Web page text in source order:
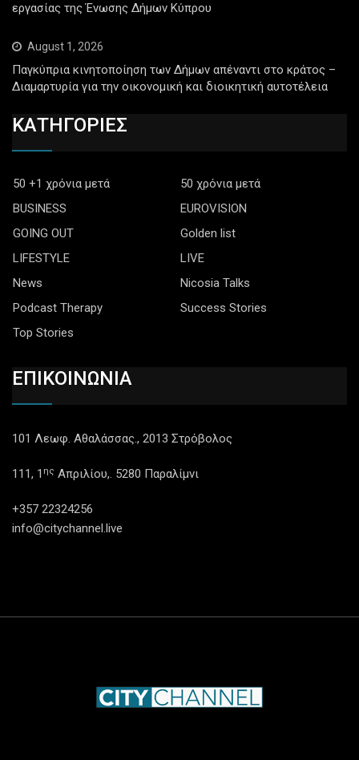
εργασίας της Ένωσης Δήμων Κύπρου
August 1, 2026
Παγκύπρια κινητοποίηση των Δήμων απέναντι στο κράτος –
Διαμαρτυρία για την οικονομική και διοικητική αυτοτέλεια
ΚΑΤΗΓΟΡΙΕΣ
50 +1 χρόνια μετά
50 χρόνια μετά
BUSINESS
EUROVISION
GOING OUT
Golden list
LIFESTYLE
LIVE
News
Nicosia Talks
Podcast Therapy
Success Stories
Top Stories
ΕΠΙΚΟΙΝΩΝΙΑ
101 Λεωφ. Αθαλάσσας., 2013 Στρόβολος
111, 1 ης Απριλίου,. 5280 Παραλίμνι
+357 22324256
info@citychannel.live